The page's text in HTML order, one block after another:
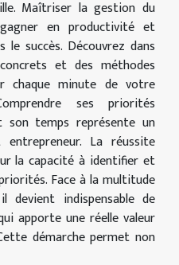
Maîtriser la gestion du
en productivité et
succès. Découvrez dans
et des méthodes
chaque minute de votre
ses priorités
son temps représente un
La réussite
la capacité à identifier et
Face à la multitude
devient indispensable de
apporte une réelle valeur
démarche permet non